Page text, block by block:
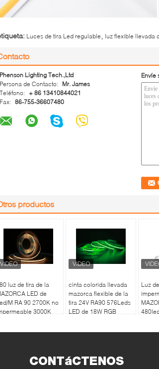
Luces de tira Led regulable luz flexible llevada
Phenson Lighting Tech.,Ltd
Persona de Contacto:
Mr. James
Teléfono:
+ 86 13410844021
Fax: 86-755-36607480
Envíe
productos
luz de tira de la
LED de
M RA 90 2700K no
3000K
cinta colorida llevada
mazorca flexible de la
tira 24V RA90 576Leds
LED de 18W RGB
Luz
CONTáCTENOS